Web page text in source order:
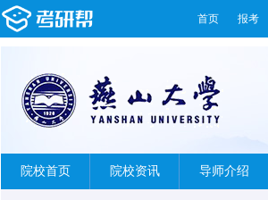
首页 报考
院校首页 院校资讯 导师介绍